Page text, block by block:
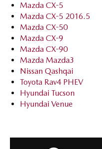
Mazda CX-5
Mazda CX-5 2016.5
Mazda CX-50
Mazda CX-9
Mazda CX-90
Mazda Mazda3
Nissan Qashqai
Toyota Rav4 PHEV
Hyundai Tucson
Hyundai Venue